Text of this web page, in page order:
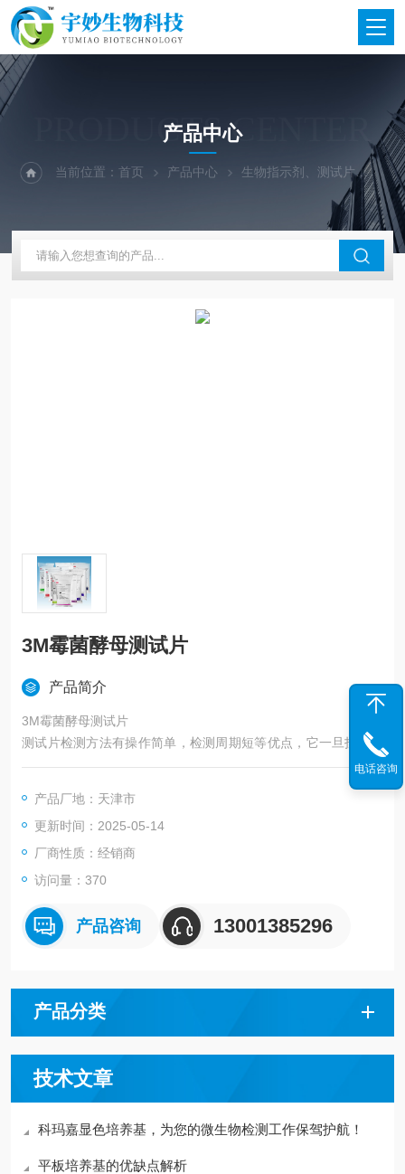
PRODUCTS CENTER
产品中心
当前位置：首页 产品中心 生物指示剂、测试片 3M
3M霉菌酵母测试片
产品简介
3M霉菌酵母测试片
测试片检测方法有操作简单，检测周期短等优点，它一旦投入使
用，将大大缩短检测周期，简化实验操作并取得较大的经济收
益，目前已被国内很多食品工厂所认可并使用。位列美国的80多
家食品厂，都在使用3M Petrifilm&amp;amp;amp;amp;amp;am
p;amp;amp;trade;测试片来进行微生物的检测。
产品厂地：天津市
更新时间：2025-05-14
厂商性质：经销商
访问量：370
产品咨询 13001385296
产品分类
技术文章
科玛嘉显色培养基，为您的微生物检测工作保驾护航！
平板培养基的优缺点解析
电话咨询